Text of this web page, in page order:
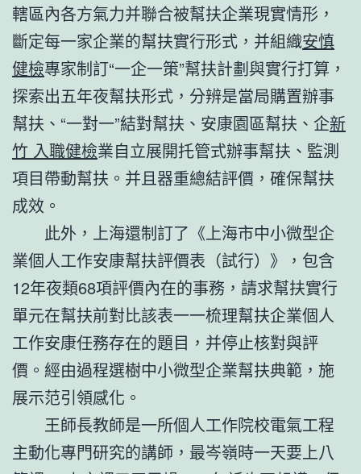
轄區內各方氣力并聯合被幫扶企業現實情形，
斷定每一家企業的幫扶實行形式，并組織安慎
健檢專家制訂“一企一策”幫扶計劃與實行打算，
探索出五年夜幫扶形式，分辨是當局購置辦事
幫扶、“一對一”結對幫扶、安康園區幫扶、企新
竹 入職健檢業自立展開托管式辦事幫扶、監測
項目帶動幫扶。并且器重總結評價，確保幫扶
成效。
此外，上海還制訂了《上海市中小微型企
業個人工作安康幫扶評價表（試行）》，包含
12年夜類68項評價內在的事務，請求幫扶實行
單元在幫扶前對比該表一一梳理幫扶企業個人
工作安康任務存在的題目，并停止核對與評
價。經由過程選樹中小微型企業幫扶典範，施
展示范引領感化。
王師長教師是一所個人工作院校電氣工程
主動化專門研究的講師，最岑嶺時一天要上八